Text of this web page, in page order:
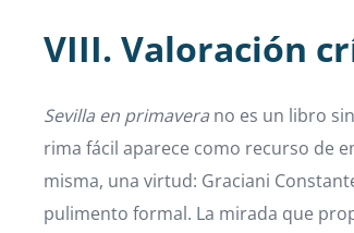
VIII. Valoración
Sevilla en primavera no es un libro
rima fácil aparece como recurso de
misma, una virtud: Graciani
pulimento formal. La mirada que